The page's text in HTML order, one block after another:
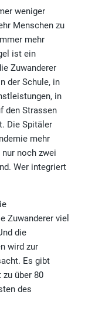
weniger
Menschen zu
mehr
ist ein
Zuwanderer
der Schule, in
in
den Strassen
Die Spitäler
mehr
noch zwei
Wer integriert
Zuwanderer viel
die
wird zur
Es gibt
über 80
des